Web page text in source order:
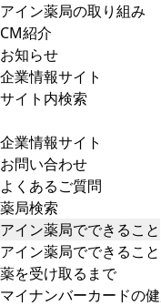
アイン薬局の取り組み
CM紹介
お知らせ
企業情報サイト
サイト内検索
企業情報サイト
お問い合わせ
よくあるご質問
薬局検索
アイン薬局でできること
アイン薬局でできるこ
薬を受け取るまで
マイナンバーカードの